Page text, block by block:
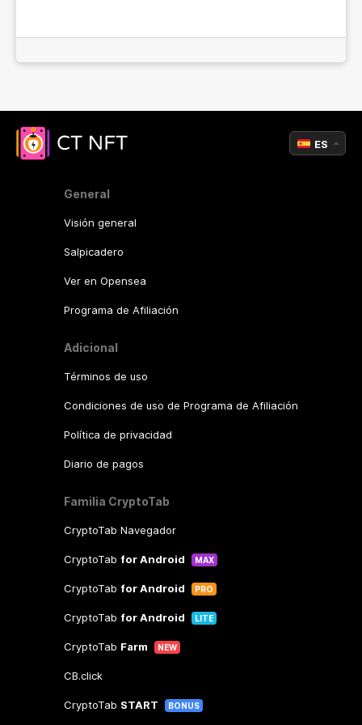
General
Visión general
Salpicadero
Ver en Opensea
Programa de Afiliación
Adicional
Términos de uso
Condiciones de uso de Programa de Afiliación
Política de privacidad
Diario de pagos
Familia CryptoTab
CryptoTab Navegador
CryptoTab for Android MAX
CryptoTab for Android PRO
CryptoTab for Android LITE
CryptoTab Farm NEW
CB.click
CryptoTab START BONUS
ES